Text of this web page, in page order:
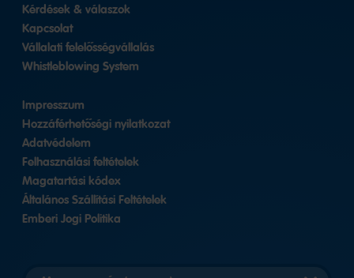
Kérdések & válaszok
Kapcsolat
Vállalati felelősségvállalás
Whistleblowing System
Impresszum
Hozzáférhetőségi nyilatkozat
Adatvédelem
Felhasználási feltételek
Magatartási kódex
Általános Szállítási Feltételek
Emberi Jogi Politika